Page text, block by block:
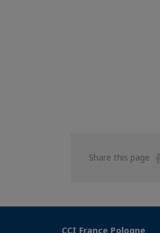
Share this page
CCI France Pologne